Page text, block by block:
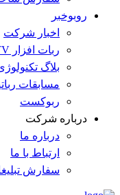
روبوخبر
اخبار شرکت
ربات افزار TV
بلاگ
مسابقات
ربوکست
درباره شرکت
درباره ما
ارتباط با ما
سفارش